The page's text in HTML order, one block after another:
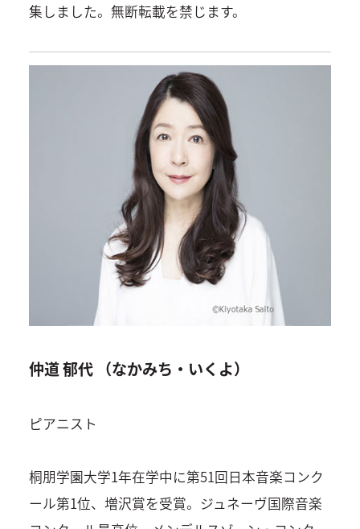
集しました。無断転載を禁じます。
仲道 郁代 （なかみち・いくよ）
ピアニスト
桐朋学園大学1年在学中に第51回日本音楽コンク
ール第1位、増沢賞を受賞。ジュネーヴ国際音楽